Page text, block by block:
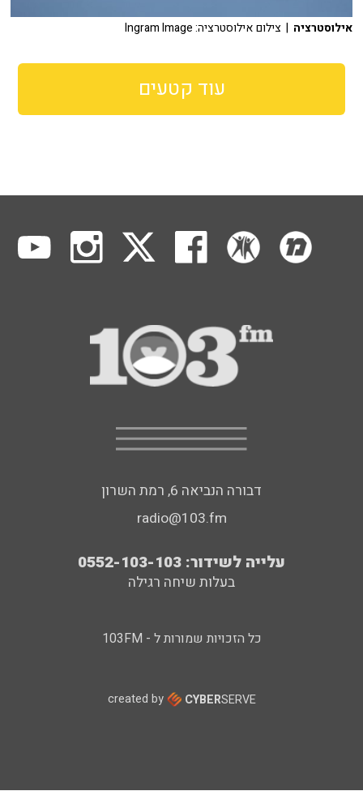
אילוסטרציה | צילום אילוסטרציה: Ingram Image
עוד קטעים
דבורה הנביאה 6, רמת השרון
radio@103.fm
עלייה לשידור: 0552-103-103
בעלות שיחה רגילה
כל הזכויות שמורות ל - 103FM
created by CYBERSERVE